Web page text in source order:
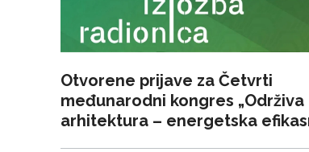
Otvorene prijave za Četvrti
međunarodni kongres „Održiva
arhitektura – energetska